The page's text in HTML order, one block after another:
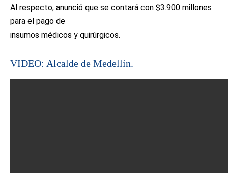
Al respecto, anunció que se contará con $3.900 millones
para el pago de
insumos médicos y quirúrgicos.
VIDEO: Alcalde de Medellín.